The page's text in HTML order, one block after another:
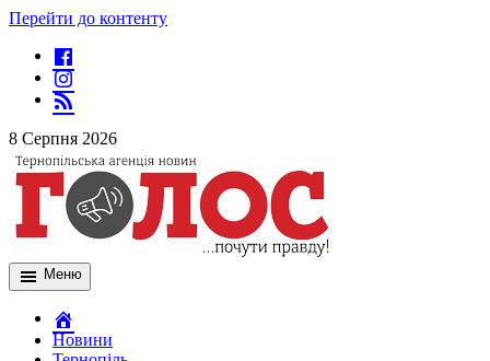
Перейти до контенту
8 Серпня 2026
Меню
Новини